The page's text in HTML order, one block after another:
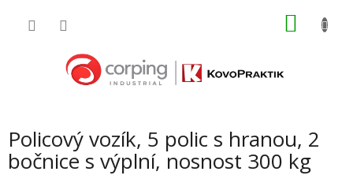
Policový vozík, 5 polic s hranou, 2
bočnice s výplní, nosnost 300 kg